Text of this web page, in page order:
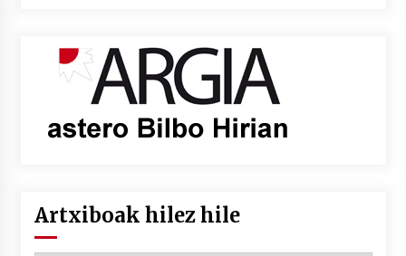
Artxiboak hilez hile